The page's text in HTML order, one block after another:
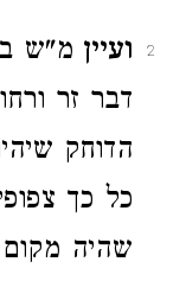
2 ועיין מ"ש
דבר זר
הדוחק
כל כך
שהיה